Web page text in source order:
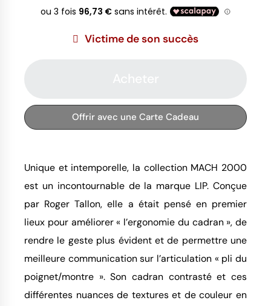
Victime de son succès
Offrir avec une Carte Cadeau
Unique et intemporelle, la collection MACH 2000
est un incontournable de la marque LIP. Conçue
par Roger Tallon, elle a était pensé en premier
lieux pour améliorer « l’ergonomie du cadran », de
rendre le geste plus évident et de permettre une
meilleure communication sur l’articulation « pli du
poignet/montre ». Son cadran contrasté et ces
différentes nuances de textures et de couleur en